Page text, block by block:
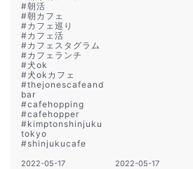
#朝活
#朝カフェ
#カフェ巡り
#カフェ活
#カフェスタグラム
#カフェランチ
#犬ok
#犬okカフェ
#thejonescafeand
bar
#cafehopping
#cafehopper
#kimptonshinjuku
tokyo
#shinjukucafe
2022-05-17 2022-05-17